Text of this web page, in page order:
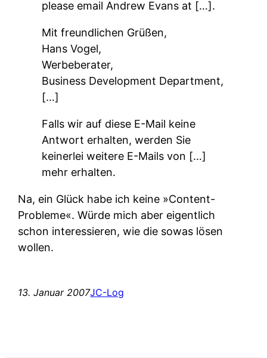
please email Andrew Evans at […].
Mit freundlichen Grüßen,
Hans Vogel,
Werbeberater,
Business Development Department,
[…]
Falls wir auf diese E-Mail keine
Antwort erhalten, werden Sie
keinerlei weitere E-Mails von […]
mehr erhalten.
Na, ein Glück habe ich keine »Content-
Probleme«. Würde mich aber eigentlich
schon interessieren, wie die sowas lösen
wollen.
13. Januar 2007JC-Log